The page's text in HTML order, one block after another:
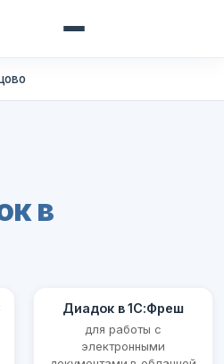
в
Диадок в 1С:Фреш
для работы с
электронными